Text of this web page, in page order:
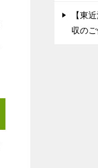
【東
収の